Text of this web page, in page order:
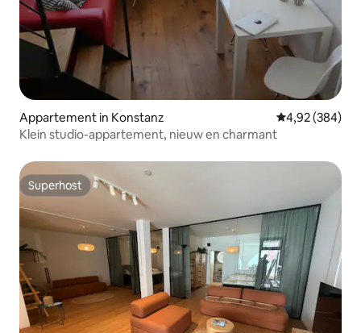
Appartement in Konstanz Gemiddelde
4,92 (384)
Klein studio-appartement, nieuw en charmant
Superhost
Superhost